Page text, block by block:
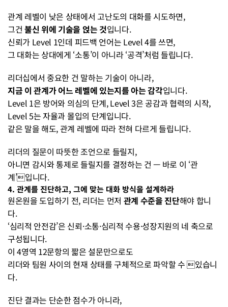
관계 레벨이 낮은 상태에서 고난도의 대화를 시도하면,
그건 불신 위에 기술을 얹는 것입니다.
신뢰가 Level 1인데 피드백 언어는 Level 4를 쓰면,
그 대화는 상대에게 ‘소통’이 아니라 ‘공격’처럼 들립니다.
리더십에서 중요한 건 말하는 기술이 아니라,
지금 이 관계가 어느 레벨에 있는지를 아는 감각입니다.
Level 1은 방어와 의심의 단계, Level 3은 공감과 협력의 시작,
Level 5는 자율과 몰입의 단계입니다.
같은 말을 해도, 관계 레벨에 따라 전혀 다르게 들립니다.
리더의 질문이 따뜻한 조언으로 들릴지,
아니면 감시와 통제로 들릴지를 결정하는 건 — 바로 이 ‘관
계’입니다.
4. 관계를 진단하고, 그에 맞는 대화 방식을 설계하라
원온원을 도입하기 전, 리더는 먼저 관계 수준을 진단해야 합니
다.
‘심리적 안전감’은 신뢰·소통·심리적 수용·성장지원의 네 축으로
구성됩니다.
이 4영역 12문항의 짧은 설문만으로도
리더와 팀원 사이의 현재 상태를 구체적으로 파악할 수 있습니
다.
진단 결과는 단순한 점수가 아니라,